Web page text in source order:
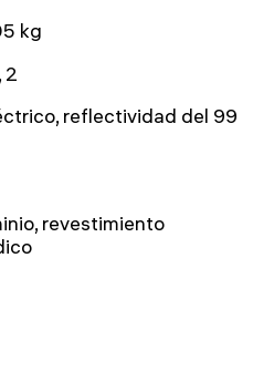
kg
2
reflectividad del 99
revestimiento